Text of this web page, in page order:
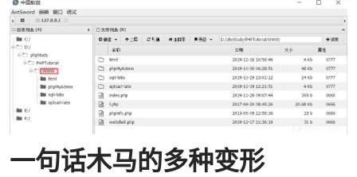
一句话木马的多种变形